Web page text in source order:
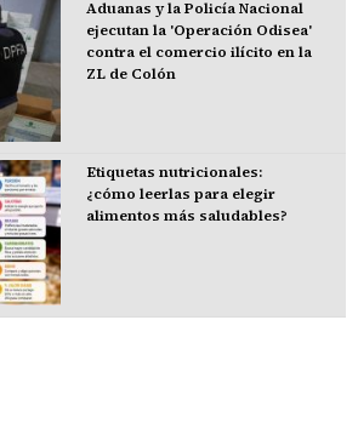
Aduanas y la Policía Nacional
ejecutan la 'Operación Odisea'
contra el comercio ilícito en la
ZL de Colón
Etiquetas nutricionales:
¿cómo leerlas para elegir
alimentos más saludables?